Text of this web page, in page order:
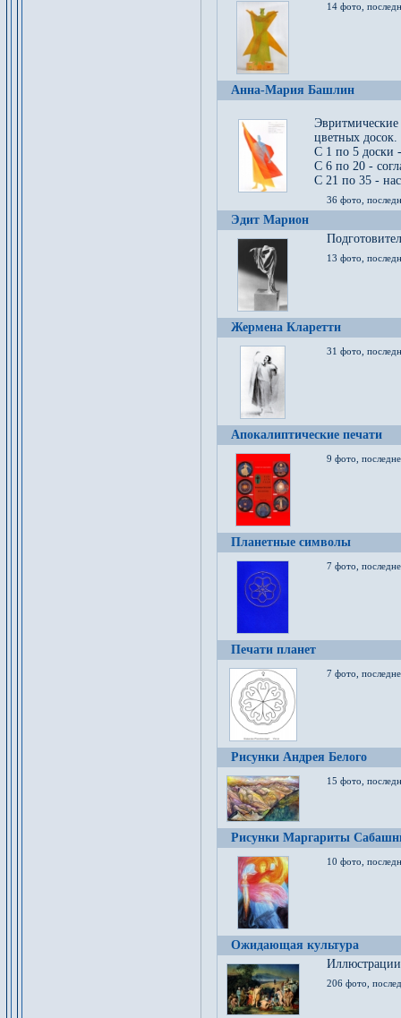
14 фото,
Анна-Мария Башлин
цветных досок.
С 1 по 5 доски
С 6 по 20 -
С 21 по 35 -
36 фото,
Эдит Марион
13 фото,
Жермена Кларетти
31 фото,
Апокалиптические печати
9 фото,
Планетные символы
7 фото,
Печати планет
7 фото,
Рисунки Андрея Белого
15 фото,
Рисунки Маргариты
10 фото,
Ожидающая культура
206 фото,